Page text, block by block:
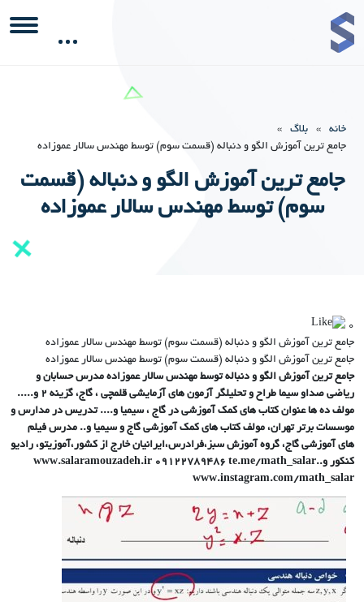
خانه » بلاگ
»
جامع ترین آموزش الگو و دنباله (قسمت سوم) توسط مهندس سالار عموزاده
جامع ترین آموزش الگو و دنباله (قسمت
سوم) توسط مهندس سالار عموزاده
0
جامع ترین آموزش الگو و دنباله (قسمت سوم) توسط مهندس سالار عموزاده
جامع ترین آموزش الگو و دنباله (قسمت سوم) توسط مهندس سالار عموزاده
جامع ترین آموزش الگو و دنباله توسط مهندس سالار عموزاده مدرس حسابان و
ریاضی صداو سیما طراح و تحلیلگر آزمون های آزمایشی قلمچی ، گاج، گزینه 2 و.....
مولف ده ها عنوان کتاب های کمک آموزشی در گاج ، سیمیا و.... تدریس در مدارس و
موسسات برتر تهران، مولف کتاب های کمک آموزشی گاج و سیمیا و.. مدرس فیلم
های آموزشی گاج، گروه آموزش سبز،فرادرس،ایرانیان خارج از کشور،آموزیتو، رادیو
کنکور و..www.salaramouzadeh.ir 09122789486 te.me/math_salar
www.instagram.com/math_salar